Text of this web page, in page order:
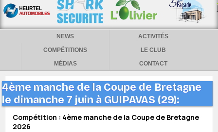
NEWS
ACTIVITÉS
COMPÉTITIONS
LE CLUB
MÉDIAS
CONTACT
4ème manche de la Coupe de Bretagne
le dimanche 7 juin à GUIPAVAS (29):
Compétition : 4ème manche de la Coupe de Bretagne
2026